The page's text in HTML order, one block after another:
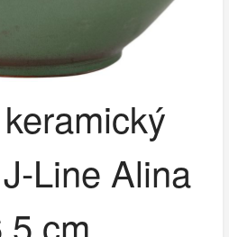
Line Alina
cm